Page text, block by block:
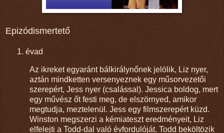
Epizódismertető
évad
Az ikreket egyaránt bálkirálynőnek jelölik, Liz nyer,
aztán mindketten versenyeznek egy műsorvezetői
szerepért, Jess nyer (csalással). Jessica boldog, mert
egy művész őt festi meg, de elszörnyed, amikor
megtudja, meztelenül. Jess egy filmszerepért küzd.
Winston megszerzi a kémiateszt eredményeit, Liz
elfelejti a Todd-dal való évfordulóját. Todd beköltözik